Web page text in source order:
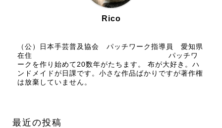
Rico
（公）日本手芸普及協会 パッチワーク指導員 愛知県
在住 パッチワ
ークを作り始めて20数年がたちます。 布が大好き。ハ
ンドメイドが日課です。小さな作品ばかりですが著作権
は放棄していません。
最近の投稿